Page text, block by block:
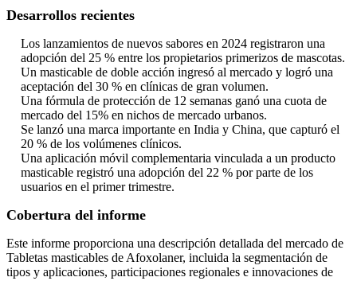
Desarrollos recientes
Los lanzamientos de nuevos sabores en 2024 registraron una
adopción del 25 % entre los propietarios primerizos de mascotas.
Un masticable de doble acción ingresó al mercado y logró una
aceptación del 30 % en clínicas de gran volumen.
Una fórmula de protección de 12 semanas ganó una cuota de
mercado del 15% en nichos de mercado urbanos.
Se lanzó una marca importante en India y China, que capturó el
20 % de los volúmenes clínicos.
Una aplicación móvil complementaria vinculada a un producto
masticable registró una adopción del 22 % por parte de los
usuarios en el primer trimestre.
Cobertura del informe
Este informe proporciona una descripción detallada del mercado de
Tabletas masticables de Afoxolaner, incluida la segmentación de
tipos y aplicaciones, participaciones regionales e innovaciones de